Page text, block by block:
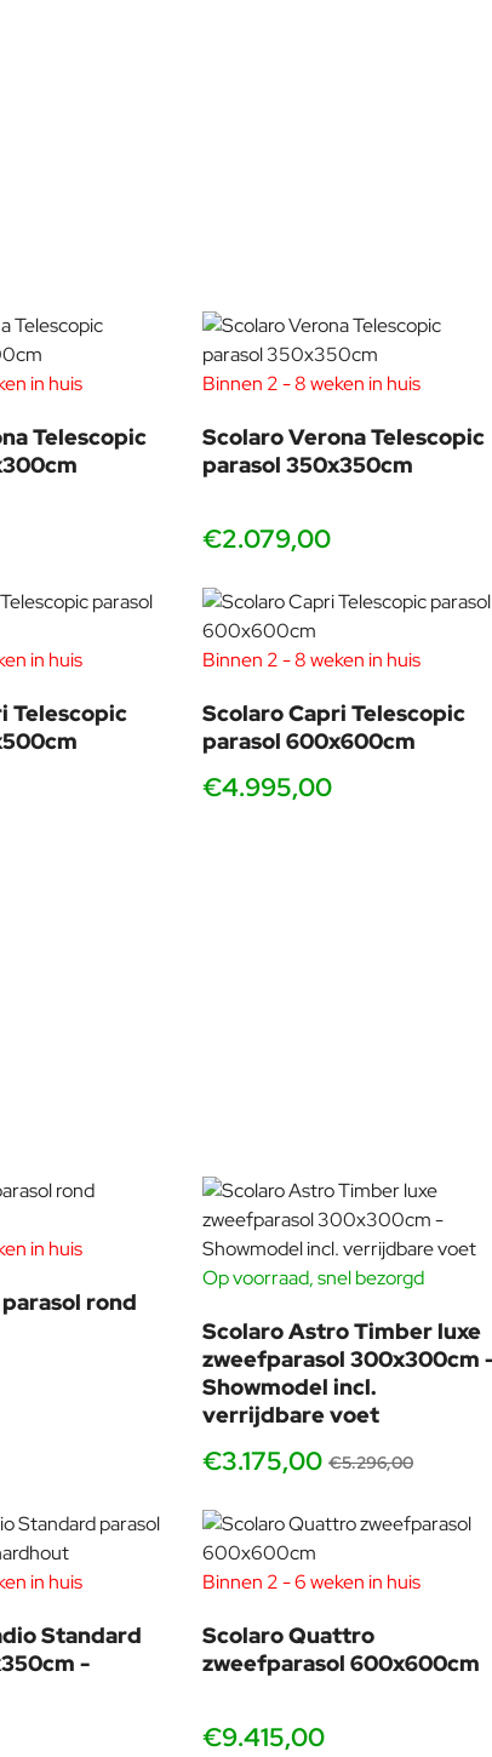
staat. De diameter van de paal is 10cm.
maar ze verschillen op een aantal belangrijke
of wind op open terrassen. De Verona is iets
extra kosten van de Capri.
in huis
Telescopic
Binnen 2 - 8 weken in huis
Scolaro Verona Telescopic
parasol 350x350cm
€2.079,00
in huis
Telescopic
Binnen 2 - 8 weken in huis
Scolaro Capri Telescopic
parasol 600x600cm
€4.995,00
in huis
rond
SHOWMODEL
Op voorraad, snel bezorgd
Scolaro Astro Timber luxe
zweefparasol 300x300cm
Showmodel incl.
verrijdbare voet
€3.175,00 €5.296,00
in huis
Standard
-
Binnen 2 - 6 weken in huis
Scolaro Quattro
zweefparasol 600x600cm
€9.415,00